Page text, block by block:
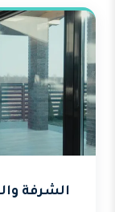
الشرفة